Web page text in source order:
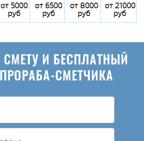
от 5000
руб
от 6500
руб
от 8000
руб
от 21000
руб
СМЕТУ И БЕСПЛАТНЫЙ
СМЕТЧИКА